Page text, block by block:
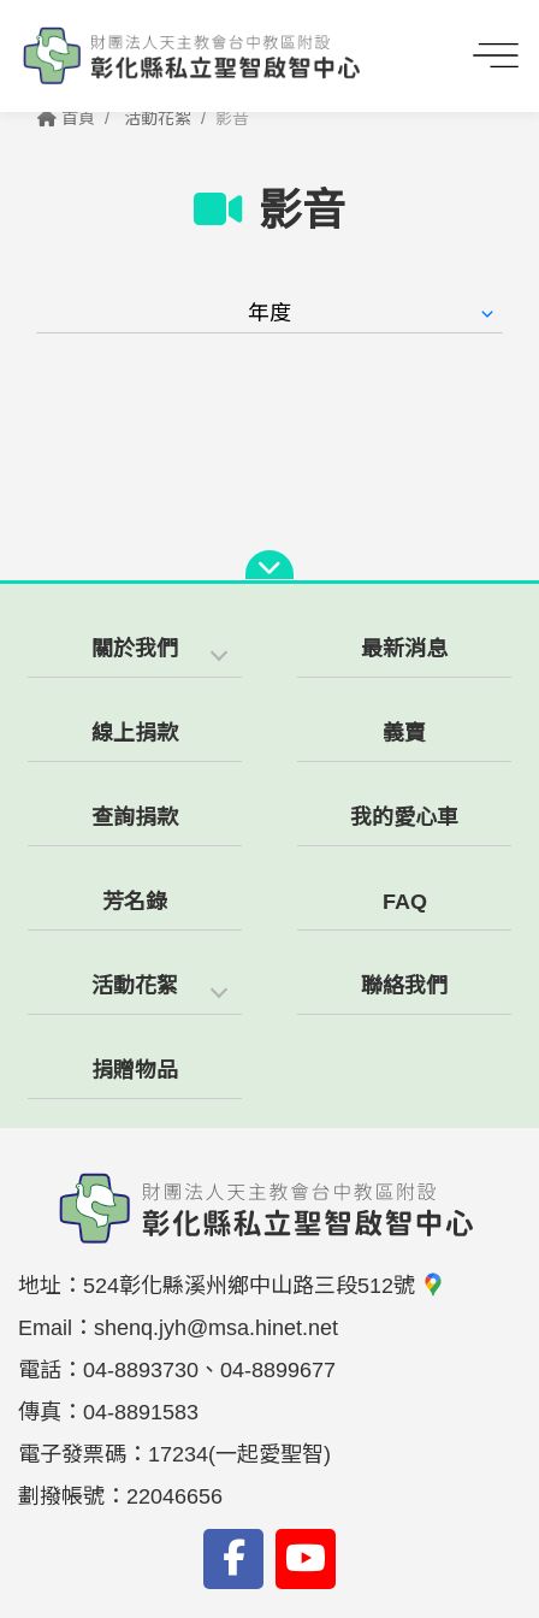
首頁 活動花絮 影音
影音
關於我們 最新消息
線上捐款 義賣
查詢捐款 我的愛心車
芳名錄 FAQ
活動花絮 聯絡我們
捐贈物品
地址： 524彰化縣溪州鄉中山路三段512號
Email： shenq.jyh@msa.hinet.net
電話： 04-8893730、04-8899677
傳真： 04-8891583
電子發票碼：17234(一起愛聖智)
劃撥帳號：22046656